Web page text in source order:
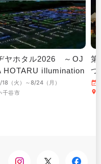
ヤホタル2026 ～OJ
HOTARU illumination
18（火）～8/24（月）
千谷市
第
つ